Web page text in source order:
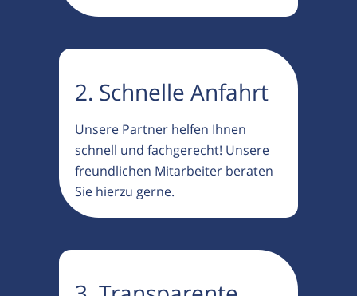
2. Schnelle Anfahrt
Unsere Partner helfen Ihnen
schnell und fachgerecht! Unsere
freundlichen Mitarbeiter beraten
Sie hierzu gerne.